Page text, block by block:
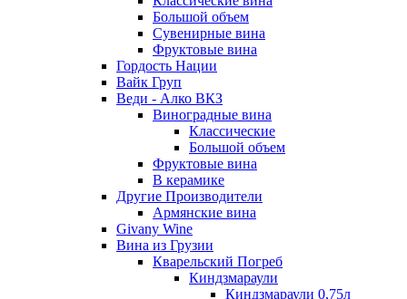
Большой объем
Сувенирные вина
Фруктовые вина
Гордость Нации
Вайк Груп
Веди - Алко ВКЗ
Виноградные вина
Классические
Большой объем
Фруктовые вина
В керамике
Другие Производители
Армянские вина
Givany Wine
Вина из Грузии
Кварельский Погреб
Киндзмараули
Киндзмараули 0,75л